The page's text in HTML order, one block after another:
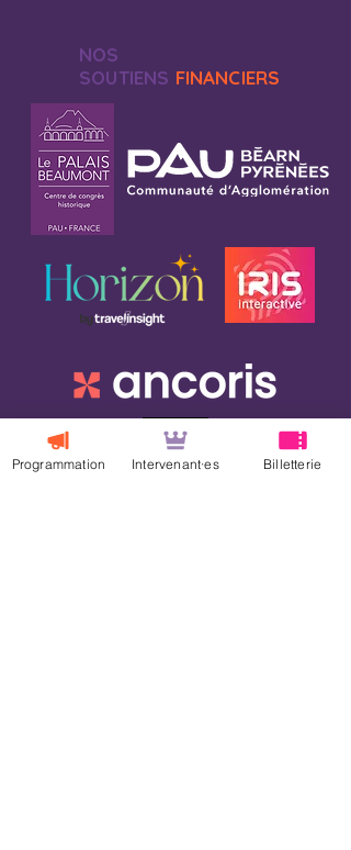
NOS
SOUTIENS FINANCIERS
Programmation Intervenant·es Billetterie